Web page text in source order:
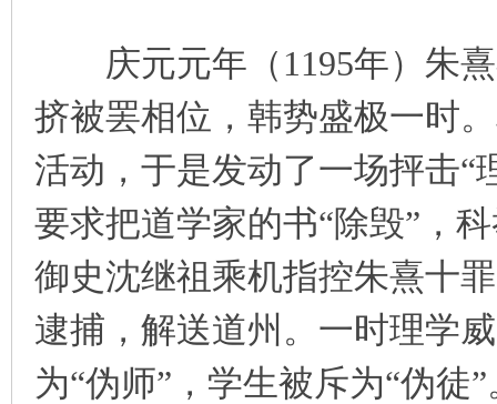
庆元元年（1195年）朱熹
挤被罢相位，韩势盛极一时
活动，于是发动了一场抨击“
要求把道学家的书“除毁”，
御史沈继祖乘机指控朱熹十
逮捕，解送道州。一时理学
为“伪师”，学生被斥为“伪徒